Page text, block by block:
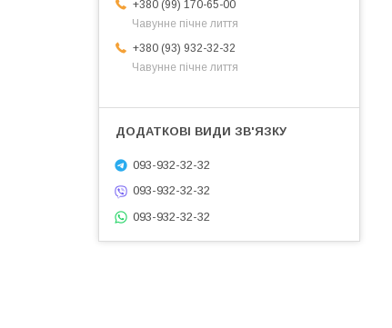
+380 (99) 170-65-00
Чавунне пічне лиття
+380 (93) 932-32-32
Чавунне пічне лиття
093-932-32-32
093-932-32-32
093-932-32-32